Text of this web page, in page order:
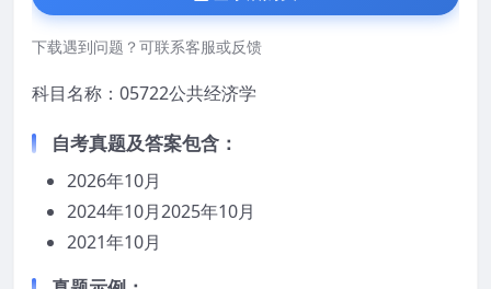
下载遇到问题？可联系客服或反馈
科目名称：05722公共经济学
自考真题及答案包含：
2026年10月
2024年10月2025年10月
2021年10月